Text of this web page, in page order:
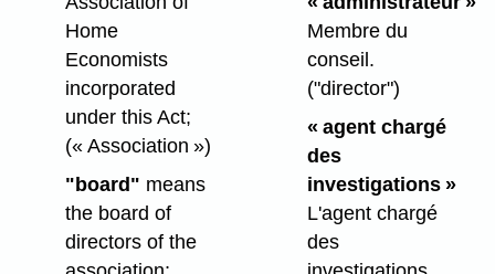
Home
Economists
incorporated
under this Act;
(« Association »)
"board" means
the board of
directors of the
Membre du
conseil.
("director")
« agent chargé
des
investigations »
L'agent chargé
des